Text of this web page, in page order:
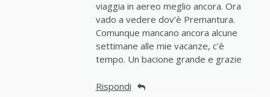
viaggia in aereo meglio ancora. Ora
vado a vedere dov’è Premantura.
Comunque mancano ancora alcune
settimane alle mie vacanze, c’è
tempo. Un bacione grande e grazie
Rispondi